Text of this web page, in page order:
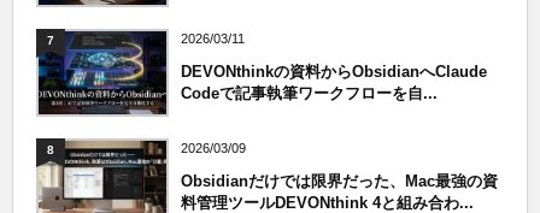
7 2026/03/11
DEVONthinkの資料からObsidianへClaude
Codeで記事執筆ワークフローを自...
8 2026/03/09
Obsidianだけでは限界だった、Mac最強の資
料管理ツールDEVONthink 4と組み合わ...